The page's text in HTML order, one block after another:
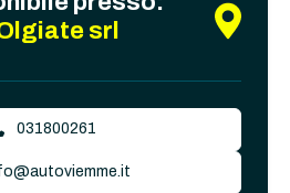
srl
031800261